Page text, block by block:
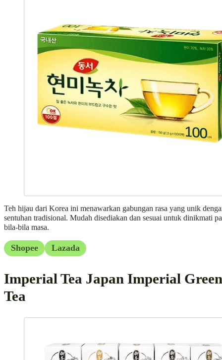
Teh hijau dari Korea ini menawarkan gabungan rasa yang unik
sentuhan tradisional. Mudah disediakan dan sesuai untuk dinikmati
bila-bila masa.
Shopee Lazada
Imperial Tea Japan Imperial Green
Tea